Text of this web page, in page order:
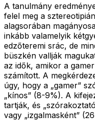
A tanulmány
felel meg a
alagsorában
inkább valamelyik
edzőteremi srác, de
büszkén vallják
az idők, amikor a
számított. A
úgy, hogy a „gamer”
„kínos” (8-9%). A
tartják, és
vagy „izgalmasként”